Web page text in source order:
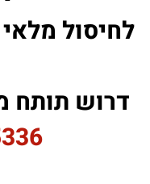
לחיסול
דרוש תותח